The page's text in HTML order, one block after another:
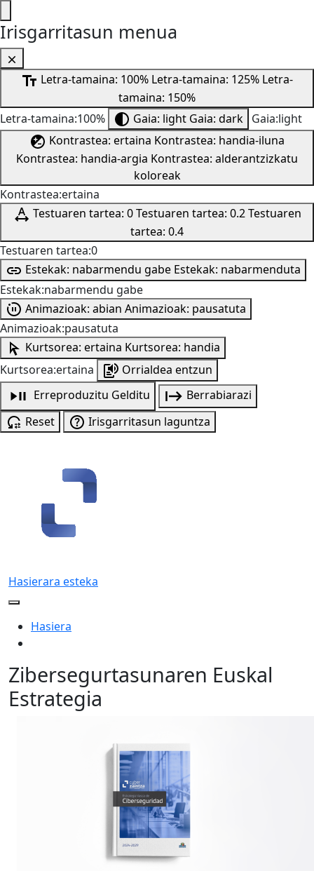
Irisgarritasun menua
Letra-tamaina: 100% Letra-tamaina: 125% Letra-
tamaina: 150%
Letra-tamaina:100%
Gaia: light Gaia: dark Gaia:light
Kontrastea: ertaina Kontrastea: handia-iluna
Kontrastea: handia-argia Kontrastea: alderantzizkatu
koloreak
Kontrastea:ertaina
Testuaren tartea: 0 Testuaren tartea: 0.2 Testuaren
tartea: 0.4
Testuaren tartea:0
Estekak: nabarmendu gabe Estekak: nabarmenduta
Estekak:nabarmendu gabe
Animazioak: abian Animazioak: pausatuta
Animazioak:pausatuta
Kurtsorea: ertaina Kurtsorea: handia
Kurtsorea:ertaina
Orrialdea entzun
Erreproduzitu Gelditu
Berrabiarazi
Reset
Irisgarritasun laguntza
Hasierara esteka
Hasiera
Zibersegurtasunaren Euskal
Estrategia